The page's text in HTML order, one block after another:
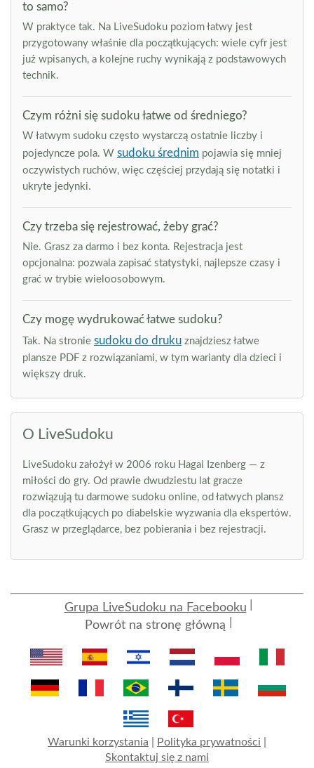
to samo?
W praktyce tak. Na LiveSudoku poziom łatwy jest
przygotowany właśnie dla początkujących: wiele cyfr jest
już wpisanych, a kolejne ruchy wynikają z podstawowych
technik.
Czym różni się sudoku łatwe od średniego?
W łatwym sudoku często wystarczą ostatnie liczby i
pojedyncze pola. W sudoku średnim pojawia się mniej
oczywistych ruchów, więc częściej przydają się notatki i
ukryte jedynki.
Czy trzeba się rejestrować, żeby grać?
Nie. Grasz za darmo i bez konta. Rejestracja jest
opcjonalna: pozwala zapisać statystyki, najlepsze czasy i
grać w trybie wieloosobowym.
Czy mogę wydrukować łatwe sudoku?
Tak. Na stronie sudoku do druku znajdziesz łatwe
plansze PDF z rozwiązaniami, w tym warianty dla dzieci i
większy druk.
O LiveSudoku
LiveSudoku założył w 2006 roku Hagai Izenberg — z
miłości do gry. Od prawie dwudziestu lat gracze
rozwiązują tu darmowe sudoku online, od łatwych plansz
dla początkujących po diabelskie wyzwania dla ekspertów.
Grasz w przeglądarce, bez pobierania i bez rejestracji.
Grupa LiveSudoku na Facebooku
Powrót na stronę główną
Warunki korzystania Polityka prywatności
Skontaktuj się z nami